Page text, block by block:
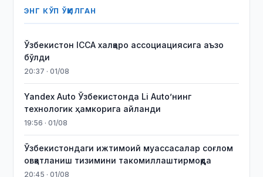
ЭНГ КЎП ЎҚИЛГАН
Ўзбекистон ICCA халқаро ассоциациясига аъзо
бўлди
20:37 · 01/08
Yandex Auto Ўзбекистонда Li Auto’нинг
технологик ҳамкорига айланди
19:56 · 01/08
Ўзбекистондаги ижтимоий муассасалар соғлом
овқатланиш тизимини такомиллаштирмоқда
20:45 · 01/08